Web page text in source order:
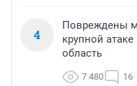
4
Повреждены
крупной
область
7 480 16